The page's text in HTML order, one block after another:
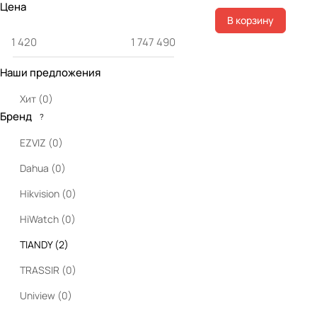
В корзину
Цена
Наши предложения
Хит (0)
Бренд ?
EZVIZ (0)
Dahua (0)
Hikvision (0)
HiWatch (0)
TIANDY (2)
TRASSIR (0)
Uniview (0)